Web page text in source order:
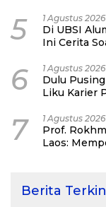
5 1 Agustus 2026
Di UBSI
Ini Cerita
6 1 Agustus 2026
Dulu
Liku Karier
7 1 Agustus 2026
Prof. Rokhmin Dahuri
Laos:
Berita